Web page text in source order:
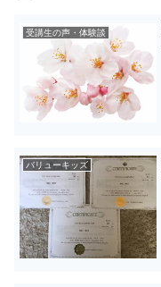
受講生の声・体験談
バリューキッズ